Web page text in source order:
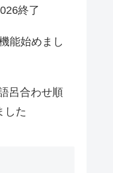
終了
能始めまし
呂合わせ順
した